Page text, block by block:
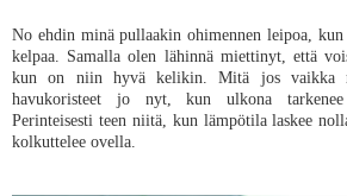
No ehdin minä pullaakin ohimennen leipoa,
kelpaa. Samalla olen lähinnä miettinyt, että
kun on niin hyvä kelikin. Mitä jos vaikka
havukoristeet jo nyt, kun ulkona
Perinteisesti teen niitä, kun lämpötila laskee
kolkuttelee ovella.